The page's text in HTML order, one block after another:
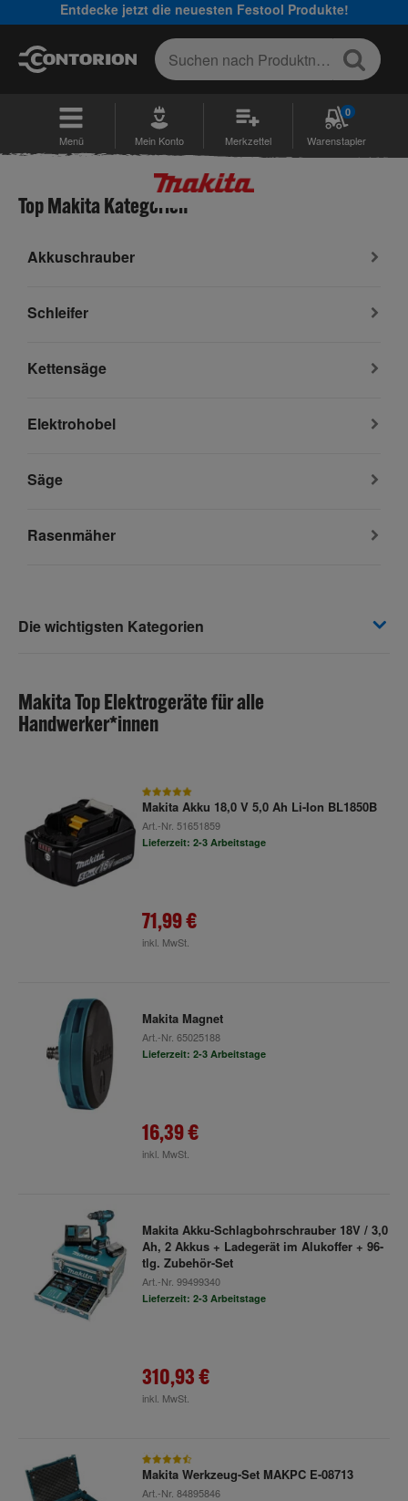
Entdecke jetzt die neuesten Festool Produkte!
Menü Mein Konto Merkzettel
0
Warenstapler
Top Makita Kategorien
Akkuschrauber
Schleifer
Kettensäge
Elektrohobel
Säge
Rasenmäher
Die wichtigsten Kategorien
Makita Top Elektrogeräte für alle
Handwerker*innen
Makita Akku 18,0 V 5,0 Ah Li-Ion BL1850B
Art.-Nr. 51651859
Lieferzeit: 2-3 Arbeitstage
71,99 €
inkl. MwSt.
Makita Magnet
Art.-Nr. 65025188
Lieferzeit: 2-3 Arbeitstage
16,39 €
inkl. MwSt.
Makita Akku-Schlagbohrschrauber 18V / 3,0
Ah, 2 Akkus + Ladegerät im Alukoffer + 96-
tlg. Zubehör-Set
Art.-Nr. 99499340
Lieferzeit: 2-3 Arbeitstage
310,93 €
inkl. MwSt.
Makita Werkzeug-Set MAKPC E-08713
Art.-Nr. 84895846